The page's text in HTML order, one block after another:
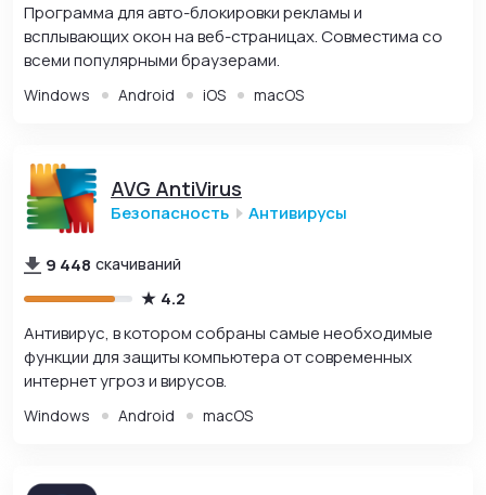
Программа для авто-блокировки рекламы и
всплывающих окон на веб-страницах. Совместима со
всеми популярными браузерами.
Windows Android iOS macOS
AVG AntiVirus
Безопасность Антивирусы
9 448 скачиваний
4.2
Антивирус, в котором собраны самые необходимые
функции для защиты компьютера от современных
интернет угроз и вирусов.
Windows Android macOS